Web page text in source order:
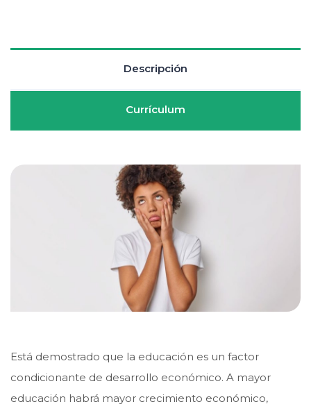
Descripción
Currículum
Está demostrado que la educación es un factor
condicionante de desarrollo económico. A mayor
educación habrá mayor crecimiento económico,